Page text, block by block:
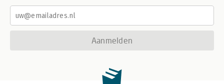
Aanmelden